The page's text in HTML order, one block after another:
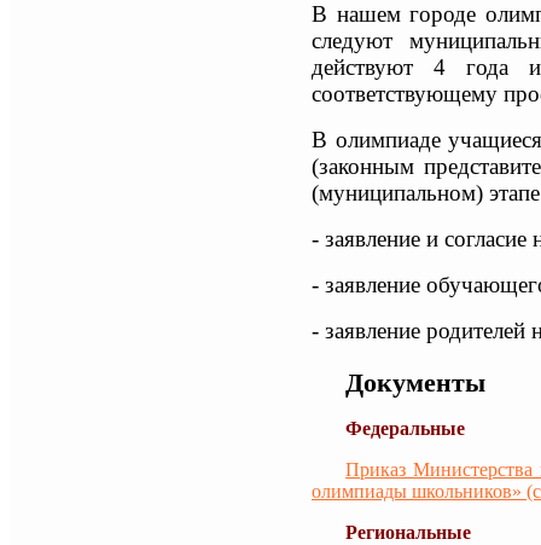
В нашем городе
следуют
действуют 4 года
соответствующему
В олимпиаде
(законным
(муниципальном)
- заявление и
- заявление
- заявление
Документы
Федеральные
Приказ
олимпиады школьников»
Региональные